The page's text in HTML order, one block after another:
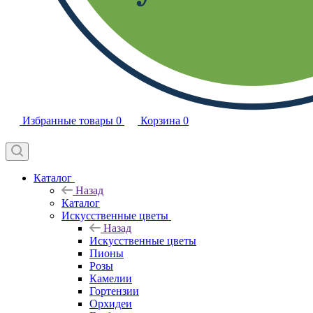
Избранные товары 0 Корзина 0
Каталог
Назад
Каталог
Искусственные цветы
Назад
Искусственные цветы
Пионы
Розы
Камелии
Гортензии
Орхидеи